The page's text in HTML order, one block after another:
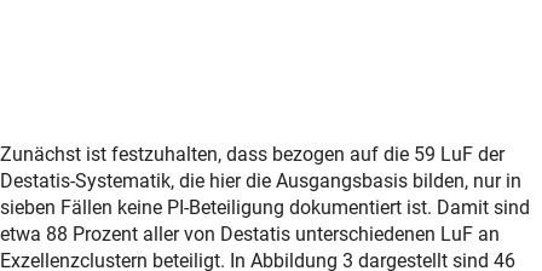
Zunächst ist festzuhalten, dass bezogen auf die 59 LuF der
Destatis-Systematik, die hier die Ausgangsbasis bilden, nur in
sieben Fällen keine PI-Beteiligung dokumentiert ist. Damit sind
etwa 88 Prozent aller von Destatis unterschiedenen LuF an
Exzellenzclustern beteiligt. In Abbildung 3 dargestellt sind 46